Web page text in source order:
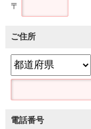
〒
ご住所
電話番号